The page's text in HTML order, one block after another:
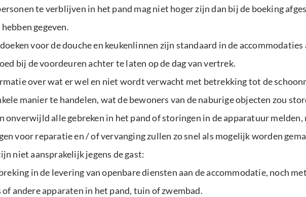
te verblijven in het pand mag niet hoger zijn dan bij de boeking
gegeven.
voor de douche en keukenlinnen zijn standaard in de accommodaties
bij de voordeuren achter te laten op de dag van vertrek.
over wat er wel en niet wordt verwacht met betrekking tot de
manier te handelen, wat de bewoners van de naburige objecten zou
onverwijld alle gebreken in het pand of storingen in de apparatuur
voor reparatie en / of vervanging zullen zo snel als mogelijk worden
niet aansprakelijk jegens de gast:
in de levering van openbare diensten aan de accommodatie, noch
andere apparaten in het pand, tuin of zwembad.